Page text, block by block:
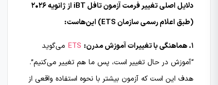
دلایل اصلی تغییر فرمت آزمون تافل iBT از ژانویه ۲۰۲۶
(طبق اعلام رسمی سازمان ETS) این‌هاست:
۱. هماهنگی با تغییرات آموزش مدرن: ETS می‌گوید
“آموزش در حال تغییر است، پس ما هم تغییر می‌کنیم”.
هدف این است که آزمون بیشتر با نحوه استفاده واقعی از